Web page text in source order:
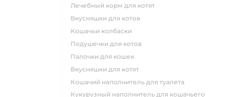
лечебный корм для котят
вкусняшки для котов
кошачьи колбаски
подушечки для котов
палочки для кошек
вкусняшки для котят
кошачий наполнитель для туалета
кукурузный наполнитель для кошачьего